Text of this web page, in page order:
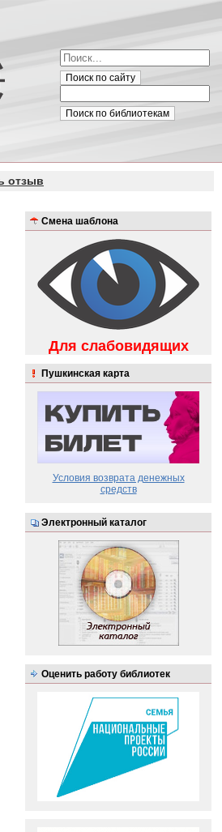
Поиск по сайту
Поиск по библиотекам
отзыв
Смена шаблона
Для слабовидящих
Пушкинская карта
Условия возврата денежных
средств
Электронный каталог
Оценить работу библиотек